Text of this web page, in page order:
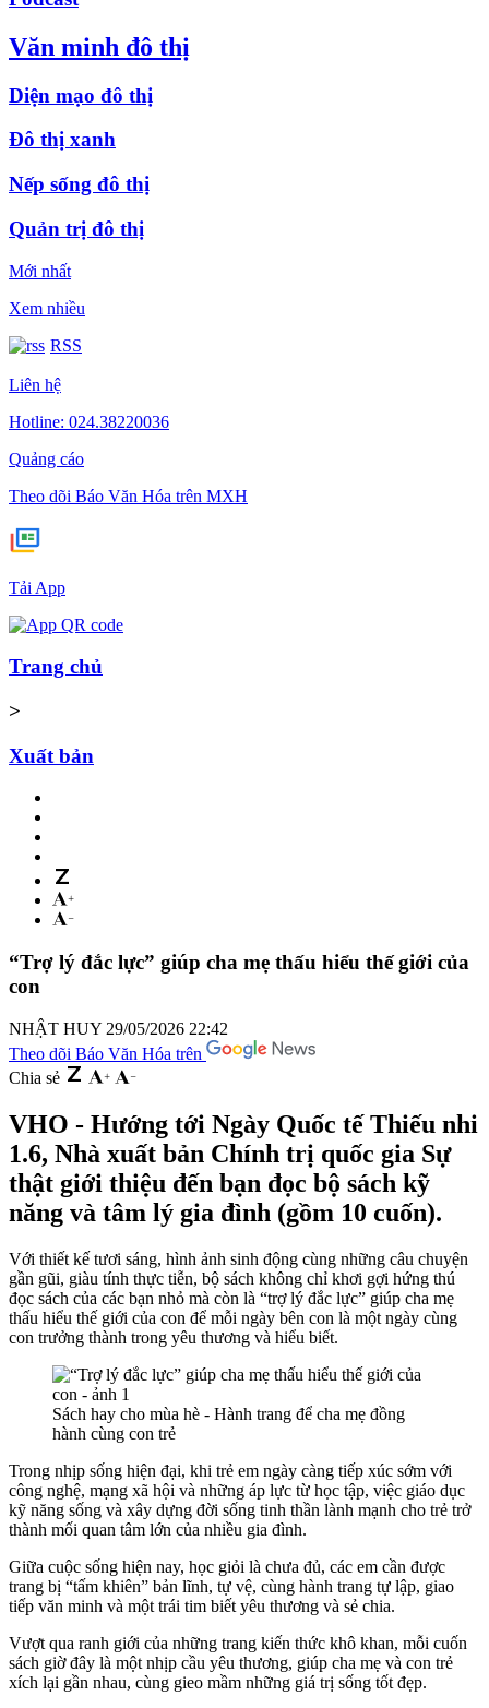
Văn minh đô thị
Diện mạo đô thị
Đô thị xanh
Nếp sống đô thị
Quản trị đô thị
Mới nhất
Xem nhiều
RSS
Liên hệ
Hotline: 024.38220036
Quảng cáo
Theo dõi Báo Văn Hóa trên MXH
Tải App
Trang chủ
>
Xuất bản
“Trợ lý đắc lực” giúp cha mẹ thấu hiểu thế giới của
con
NHẬT HUY 29/05/2026 22:42
Theo dõi Báo Văn Hóa trên
Chia sẻ
VHO - Hướng tới Ngày Quốc tế Thiếu nhi
1.6, Nhà xuất bản Chính trị quốc gia Sự
thật giới thiệu đến bạn đọc bộ sách kỹ
năng và tâm lý gia đình (gồm 10 cuốn).
Với thiết kế tươi sáng, hình ảnh sinh động cùng những câu chuyện
gần gũi, giàu tính thực tiễn, bộ sách không chỉ khơi gợi hứng thú
đọc sách của các bạn nhỏ mà còn là “trợ lý đắc lực” giúp cha mẹ
thấu hiểu thế giới của con để mỗi ngày bên con là một ngày cùng
con trưởng thành trong yêu thương và hiểu biết.
Sách hay cho mùa hè - Hành trang để cha mẹ đồng
hành cùng con trẻ
Trong nhịp sống hiện đại, khi trẻ em ngày càng tiếp xúc sớm với
công nghệ, mạng xã hội và những áp lực từ học tập, việc giáo dục
kỹ năng sống và xây dựng đời sống tinh thần lành mạnh cho trẻ trở
thành mối quan tâm lớn của nhiều gia đình.
Giữa cuộc sống hiện nay, học giỏi là chưa đủ, các em cần được
trang bị “tấm khiên” bản lĩnh, tự vệ, cùng hành trang tự lập, giao
tiếp văn minh và một trái tim biết yêu thương và sẻ chia.
Vượt qua ranh giới của những trang kiến thức khô khan, mỗi cuốn
sách giờ đây là một nhịp cầu yêu thương, giúp cha mẹ và con trẻ
xích lại gần nhau, cùng gieo mầm những giá trị sống tốt đẹp.